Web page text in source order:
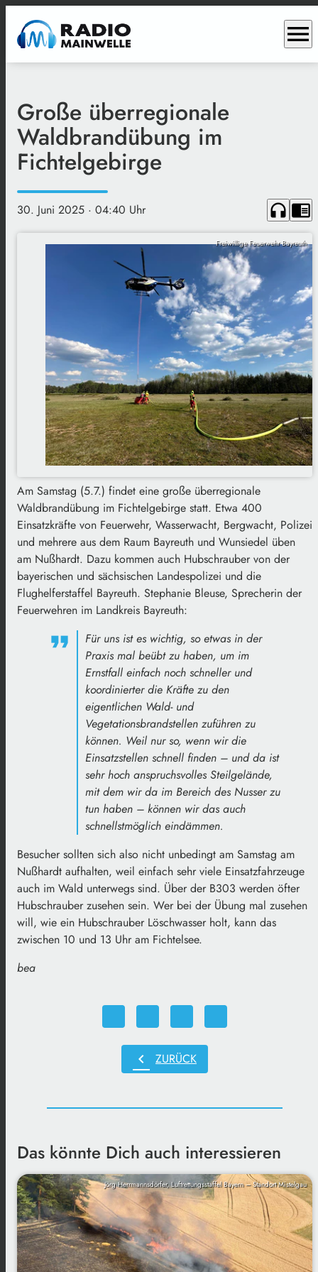
menu
Große überregionale
Waldbrandübung im
Fichtelgebirge
30. Juni 2025 · 04:40 Uhr headphones chrome_reader_mode
Freiwillige Feuerwehr Bayreuth
Am Samstag (5.7.) findet eine große überregionale
Waldbrandübung im Fichtelgebirge statt. Etwa 400
Einsatzkräfte von Feuerwehr, Wasserwacht, Bergwacht, Polizei
und mehrere aus dem Raum Bayreuth und Wunsiedel üben
am Nußhardt. Dazu kommen auch Hubschrauber von der
bayerischen und sächsischen Landespolizei und die
Flughelferstaffel Bayreuth. Stephanie Bleuse, Sprecherin der
Feuerwehren im Landkreis Bayreuth:
Für uns ist es wichtig, so etwas in der
Praxis mal beübt zu haben, um im
Ernstfall einfach noch schneller und
koordinierter die Kräfte zu den
eigentlichen Wald- und
Vegetationsbrandstellen zuführen zu
können. Weil nur so, wenn wir die
Einsatzstellen schnell finden – und da ist
sehr hoch anspruchsvolles Steilgelände,
mit dem wir da im Bereich des Nusser zu
tun haben – können wir das auch
schnellstmöglich eindämmen.
Besucher sollten sich also nicht unbedingt am Samstag am
Nußhardt aufhalten, weil einfach sehr viele Einsatzfahrzeuge
auch im Wald unterwegs sind. Über der B303 werden öfter
Hubschrauber zusehen sein. Wer bei der Übung mal zusehen
will, wie ein Hubschrauber Löschwasser holt, kann das
zwischen 10 und 13 Uhr am Fichtelsee.
bea
chevron_left ZURÜCK
Das könnte Dich auch interessieren
Jörg Herrmannsdörfer, Luftrettungsstaffel Bayern – Standort Mistelgau